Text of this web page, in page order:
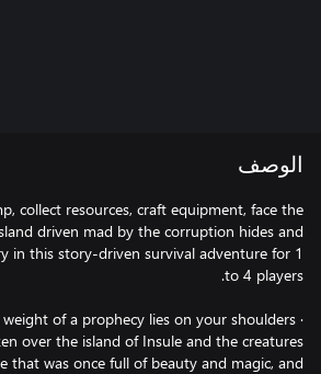
الوصف
collect resources, craft equipment, face the
driven mad by the corruption hides and
in this story-driven survival adventure for 1
over the island of Insule and the creatures
that was once full of beauty and magic, and